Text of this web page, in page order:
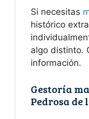
Si necesitas
histórico
algo distinto.
información.
Gestoría
Pedrosa de